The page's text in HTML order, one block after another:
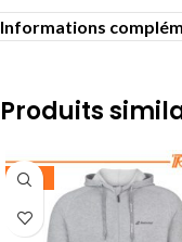
Informations
Produits
-30%